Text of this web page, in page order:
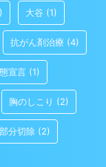
大谷 (1)
抗がん剤治療 (4)
宣言 (1)
胸のしこり (2)
部分切除 (2)